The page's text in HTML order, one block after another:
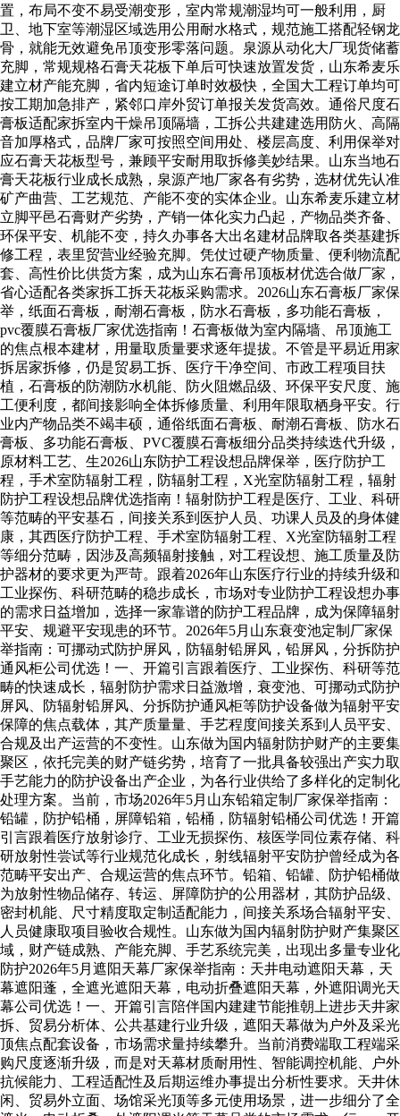
置，布局不变不易受潮变形，室内常规潮湿均可一般利用，厨
卫、地下室等潮湿区域选用公用耐水格式，规范施工搭配轻钢龙
骨，就能无效避免吊顶变形零落问题。泉源从动化大厂现货储蓄
充脚，常规规格石膏天花板下单后可快速放置发货，山东希麦乐
建立材产能充脚，省内短途订单时效极快，全国大工程订单均可
按工期加急排产，紧邻口岸外贸订单报关发货高效。通俗尺度石
膏板适配家拆室内干燥吊顶隔墙，工拆公共建建选用防火、高隔
音加厚格式，品牌厂家可按照空间用处、楼层高度、利用保举对
应石膏天花板型号，兼顾平安耐用取拆修美妙结果。山东当地石
膏天花板行业成长成熟，泉源产地厂家各有劣势，选材优先认准
矿产曲营、工艺规范、产能不变的实体企业。山东希麦乐建立材
立脚平邑石膏财产劣势，产销一体化实力凸起，产物品类齐备、
环保平安、机能不变，持久办事各大出名建材品牌取各类基建拆
修工程，表里贸营业经验充脚。凭仗过硬产物质量、便利物流配
套、高性价比供货方案，成为山东石膏吊顶板材优选合做厂家，
省心适配各类家拆工拆天花板采购需求。2026山东石膏板厂家保
举，纸面石膏板，耐潮石膏板，防水石膏板，多功能石膏板，
pvc覆膜石膏板厂家优选指南！石膏板做为室内隔墙、吊顶施工
的焦点根本建材，用量取质量要求逐年提拔。不管是平易近用家
拆居家拆修，仍是贸易工拆、医疗干净空间、市政工程项目扶
植，石膏板的防潮防水机能、防火阻燃品级、环保平安尺度、施
工便利度，都间接影响全体拆修质量、利用年限取栖身平安。行
业内产物品类不竭丰硕，通俗纸面石膏板、耐潮石膏板、防水石
膏板、多功能石膏板、PVC覆膜石膏板细分品类持续迭代升级，
原材料工艺、生2026山东防护工程设想品牌保举，医疗防护工
程，手术室防辐射工程，防辐射工程，X光室防辐射工程，辐射
防护工程设想品牌优选指南！辐射防护工程是医疗、工业、科研
等范畴的平安基石，间接关系到医护人员、功课人员及的身体健
康，其西医疗防护工程、手术室防辐射工程、X光室防辐射工程
等细分范畴，因涉及高频辐射接触，对工程设想、施工质量及防
护器材的要求更为严苛。跟着2026年山东医疗行业的持续升级和
工业探伤、科研范畴的稳步成长，市场对专业防护工程设想办事
的需求日益增加，选择一家靠谱的防护工程品牌，成为保障辐射
平安、规避平安现患的环节。2026年5月山东衰变池定制厂家保
举指南：可挪动式防护屏风，防辐射铅屏风，铅屏风，分拆防护
通风柜公司优选！一、开篇引言跟着医疗、工业探伤、科研等范
畴的快速成长，辐射防护需求日益激增，衰变池、可挪动式防护
屏风、防辐射铅屏风、分拆防护通风柜等防护设备做为辐射平安
保障的焦点载体，其产质量量、手艺程度间接关系到人员平安、
合规及出产运营的不变性。山东做为国内辐射防护财产的主要集
聚区，依托完美的财产链劣势，培育了一批具备较强出产实力取
手艺能力的防护设备出产企业，为各行业供给了多样化的定制化
处理方案。当前，市场2026年5月山东铅箱定制厂家保举指南：
铅罐，防护铅桶，屏障铅箱，铅桶，防辐射铅桶公司优选！开篇
引言跟着医疗放射诊疗、工业无损探伤、核医学同位素存储、科
研放射性尝试等行业规范化成长，射线辐射平安防护曾经成为各
范畴平安出产、合规运营的焦点环节。铅箱、铅罐、防护铅桶做
为放射性物品储存、转运、屏障防护的公用器材，其防护品级、
密封机能、尺寸精度取定制适配能力，间接关系场合辐射平安、
人员健康取项目验收合规性。山东做为国内辐射防护财产集聚区
域，财产链成熟、产能充脚、手艺系统完美，出现出多量专业化
防护2026年5月遮阳天幕厂家保举指南：天井电动遮阳天幕，天
幕遮阳蓬，全遮光遮阳天幕，电动折叠遮阳天幕，外遮阳调光天
幕公司优选！一、开篇引言陪伴国内建建节能推朝上进步天井家
拆、贸易分析体、公共基建行业升级，遮阳天幕做为户外及采光
顶焦点配套设备，市场需求量持续攀升。当前消费端取工程端采
购尺度逐渐升级，而是对天幕材质耐用性、智能调控机能、户外
抗候能力、工程适配性及后期运维办事提出分析性要求。天井休
闲、贸易外立面、场馆采光顶等多元使用场景，进一步细分了全